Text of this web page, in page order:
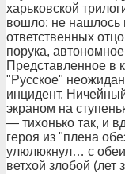
харьковской
вошло: не нашлось
ответственных
порука,
Представленное в
"Русское"
инцидент.
экраном на
— тихонько так, и
героя из "плена
улюлюкнул… с
ветхой злобой (лет